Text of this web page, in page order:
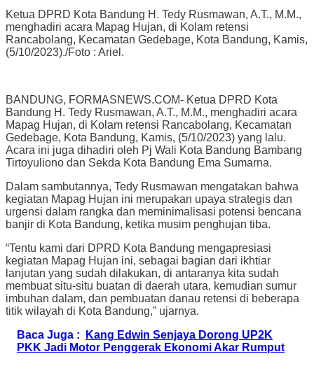
Ketua DPRD Kota Bandung H. Tedy Rusmawan, A.T., M.M.,
menghadiri acara Mapag Hujan, di Kolam retensi
Rancabolang, Kecamatan Gedebage, Kota Bandung, Kamis,
(5/10/2023)./Foto : Ariel.
BANDUNG, FORMASNEWS.COM- Ketua DPRD Kota
Bandung H. Tedy Rusmawan, A.T., M.M., menghadiri acara
Mapag Hujan, di Kolam retensi Rancabolang, Kecamatan
Gedebage, Kota Bandung, Kamis, (5/10/2023) yang lalu.
Acara ini juga dihadiri oleh Pj Wali Kota Bandung Bambang
Tirtoyuliono dan Sekda Kota Bandung Ema Sumarna.
Dalam sambutannya, Tedy Rusmawan mengatakan bahwa
kegiatan Mapag Hujan ini merupakan upaya strategis dan
urgensi dalam rangka dan meminimalisasi potensi bencana
banjir di Kota Bandung, ketika musim penghujan tiba.
“Tentu kami dari DPRD Kota Bandung mengapresiasi
kegiatan Mapag Hujan ini, sebagai bagian dari ikhtiar
lanjutan yang sudah dilakukan, di antaranya kita sudah
membuat situ-situ buatan di daerah utara, kemudian sumur
imbuhan dalam, dan pembuatan danau retensi di beberapa
titik wilayah di Kota Bandung,” ujarnya.
Baca Juga :
Kang Edwin Senjaya Dorong UP2K
PKK Jadi Motor Penggerak Ekonomi Akar Rumput